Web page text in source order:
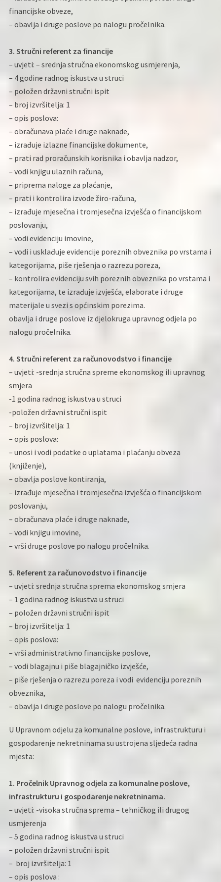
financijske obveze,
– obavlja i druge poslove po nalogu pročelnika.
3. Stručni referent za financije
– uvjeti: – srednja stručna ekonomskog usmjerenja,
– 4 godine radnog iskustva u struci
– položen državni stručni ispit
– broj izvršitelja: 1
– opis poslova:
– obračunava plaće i druge naknade,
– izrađuje izlazne financijske dokumente,
– prati rad proračunskih korisnika i obavlja nadzor,
– vodi knjigu ulaznih računa,
– priprema naloge za plaćanje,
– prati i kontrolira izvode žiro-računa,
– izrađuje mjesečna i tromjesečna izvješća o financijskom
poslovanju,
– vodi evidenciju imovine,
– vodi i usklađuje evidencije poreznih obveznika po vrstama i
kategorijama, piše rješenja o razrezu poreza,
– kontrolira evidenciju svih poreznih obveznika po vrstama i
kategorijama, te izrađuje izvješća, elaborate i druge
materijale u svezi s općinskim porezima.
obavlja i druge poslove iz djelokruga upravnog odjela po
nalogu pročelnika.
4. Stručni referent za računovodstvo i financije
– uvjeti: -srednja stručna spreme ekonomskog ili upravnog
smjera
-1 godina radnog iskustva u struci
-položen državni stručni ispit
– broj izvršitelja: 1
– opis poslova:
– unosi i vodi podatke o uplatama i plaćanju obveza
(knjiženje),
– obavlja poslove kontiranja,
– izrađuje mjesečna i tromjesečna izvješća o financijskom
poslovanju,
– obračunava plaće i druge naknade,
– vodi knjigu imovine,
– vrši druge poslove po nalogu pročelnika.
5. Referent za računovodstvo i financije
– uvjeti: srednja stručna sprema ekonomskog smjera
– 1 godina radnog iskustva u struci
– položen državni stručni ispit
– broj izvršitelja: 1
– opis poslova:
– vrši administrativno financijske poslove,
– vodi blagajnu i piše blagajničko izvješće,
– piše rješenja o razrezu poreza i vodi evidenciju poreznih
obveznika,
– obavlja i druge poslove po nalogu pročelnika.
U Upravnom odjelu za komunalne poslove, infrastrukturu i
gospodarenje nekretninama su ustrojena sljedeća radna
mjesta:
1. Pročelnik Upravnog odjela za komunalne poslove,
infrastrukturu i gospodarenje nekretninama.
– uvjeti: -visoka stručna sprema – tehničkog ili drugog
usmjerenja
– 5 godina radnog iskustva u struci
– položen državni stručni ispit
– broj izvršitelja: 1
– opis poslova :